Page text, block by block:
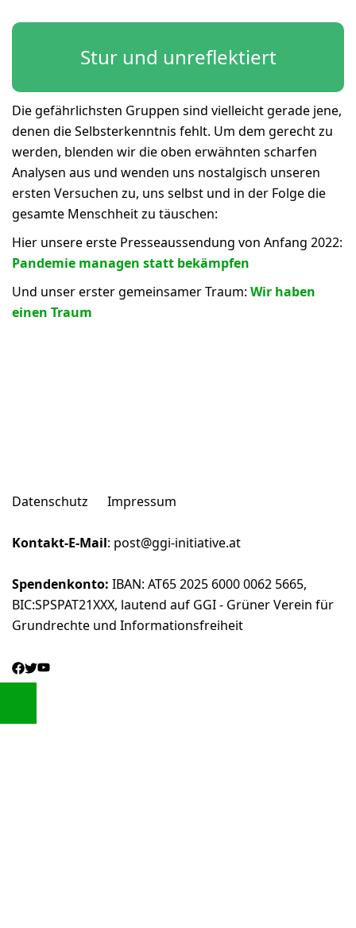
Stur und unreflektiert
Die gefährlichsten Gruppen sind vielleicht gerade jene,
denen die Selbsterkenntnis fehlt. Um dem gerecht zu
werden, blenden wir die oben erwähnten scharfen
Analysen aus und wenden uns nostalgisch unseren
ersten Versuchen zu, uns selbst und in der Folge die
gesamte Menschheit zu täuschen:
Hier unsere erste Presseaussendung von Anfang 2022:
Pandemie managen statt bekämpfen
Und unser erster gemeinsamer Traum: Wir haben
einen Traum
Datenschutz Impressum
Kontakt-E-Mail: post@ggi-initiative.at
Spendenkonto: IBAN: AT65 2025 6000 0062 5665,
BIC:SPSPAT21XXX, lautend auf GGI - Grüner Verein für
Grundrechte und Informationsfreiheit